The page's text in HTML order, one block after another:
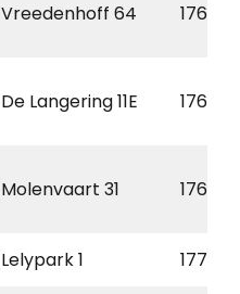
Vreedenhoff 64 1761 BR
De Langering 11E 1761 AS
Molenvaart 31 1761 AA
Lelypark 1 1771